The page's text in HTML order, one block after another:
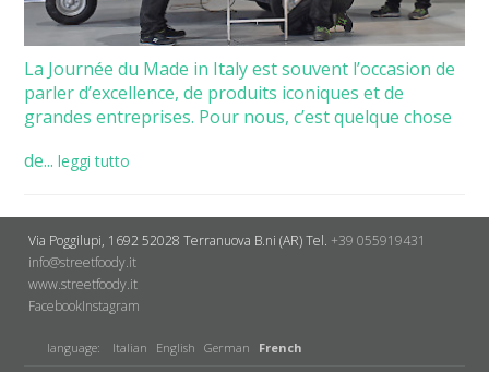
La Journée du Made in Italy est souvent l’occasion de
parler d’excellence, de produits iconiques et de
grandes entreprises. Pour nous, c’est quelque chose
de... leggi tutto
Via Poggilupi, 1692 52028 Terranuova B.ni (AR)Tel. +39 055919431
info@streetfoody.it
www.streetfoody.it
Facebook​Instagram
language: Italian English German French